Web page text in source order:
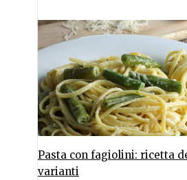
Pasta con fagiolini: ricetta
varianti